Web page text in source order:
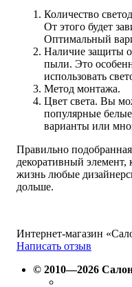
Количество
От этого будет
Оптимальный
Наличие защиты
пыли. Это
использовать
Метод монтажа.
Цвет света. Вы
популярные
варианты или
Правильно
декоративный элемент,
жизнь любые
дольше.
Интернет-магазин
Написать отзыв
© 2010—2026